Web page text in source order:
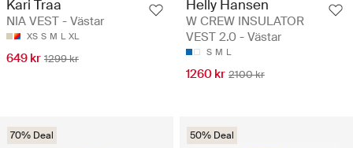
Kari Traa
NIA VEST - Västar
XS S M L XL
649 kr 1299 kr
Helly Hansen
W CREW INSULATOR
VEST 2.0 - Västar
S M L
1260 kr 2100 kr
70% Deal 50% Deal